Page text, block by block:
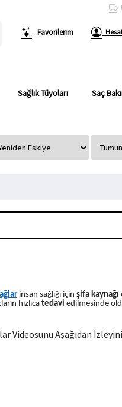
Favorilerim
Sağlık Tüyoları Saç
insan sağlığı için şifa kaynağı
hızlıca tedavi edilmesinde
Videosunu Aşağıdan